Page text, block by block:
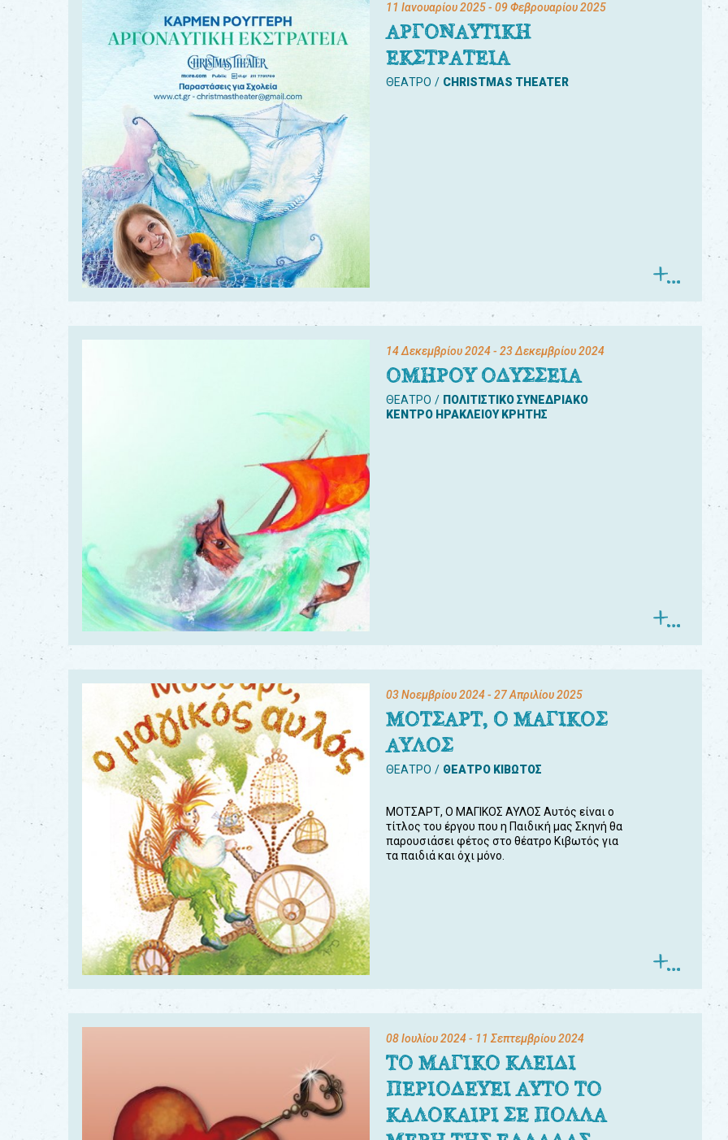
11 Ιανουαρίου 2025- 09 Φεβρουαρίου 2025
ΑΡΓΟΝΑΥΤΙΚΗ
ΕΚΣΤΡΑΤΕΙΑ
ΘΕΑΤΡΟ CHRISTMAS THEATER
14 Δεκεμβρίου 2024- 23 Δεκεμβρίου 2024
ΟΜΗΡΟΥ ΟΔΥΣΣΕΙΑ
ΘΕΑΤΡΟ
ΠΟΛΙΤΙΣΤΙΚΟ ΣΥΝΕΔΡΙΑΚΟ
ΚΕΝΤΡΟ ΗΡΑΚΛΕΙΟΥ ΚΡΗΤΗΣ
03 Νοεμβρίου 2024- 27 Απριλίου 2025
ΜΟΤΣΑΡΤ, Ο ΜΑΓΙΚΟΣ
ΑΥΛΟΣ
ΘΕΑΤΡΟ ΘΕΑΤΡΟ ΚΙΒΩΤΟΣ
ΜΟΤΣΑΡΤ, Ο ΜΑΓΙΚΟΣ ΑΥΛΟΣ Αυτός είναι ο
τίτλος του έργου που η Παιδική μας Σκηνή θα
παρουσιάσει φέτος στο θέατρο Κιβωτός για
τα παιδιά και όχι μόνο.
08 Ιουλίου 2024- 11 Σεπτεμβρίου 2024
ΤΟ ΜΑΓΙΚΟ ΚΛΕΙΔΙ
ΠΕΡΙΟΔΕΥΕΙ ΑΥΤΟ ΤΟ
ΚΑΛΟΚΑΙΡΙ ΣΕ ΠΟΛΛΑ